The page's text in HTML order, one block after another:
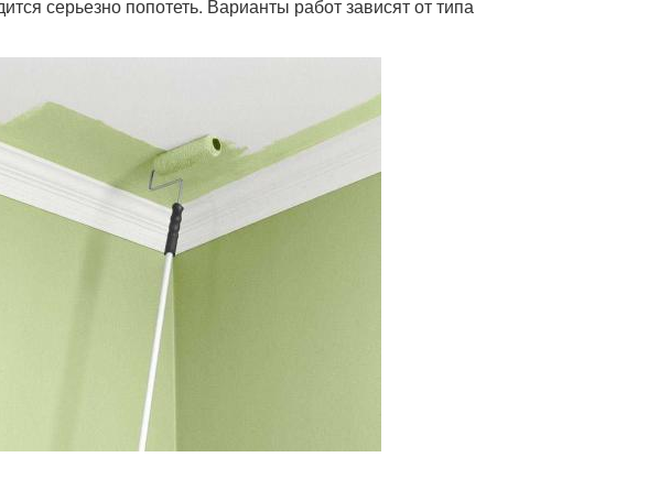
серьезно попотеть. Варианты работ зависят от типа